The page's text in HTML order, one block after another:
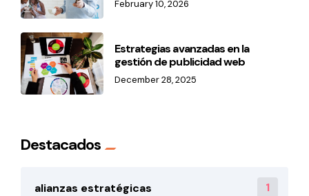
February 10, 2026
Estrategias avanzadas en la
gestión de publicidad web
December 28, 2025
Destacados
alianzas estratégicas 1